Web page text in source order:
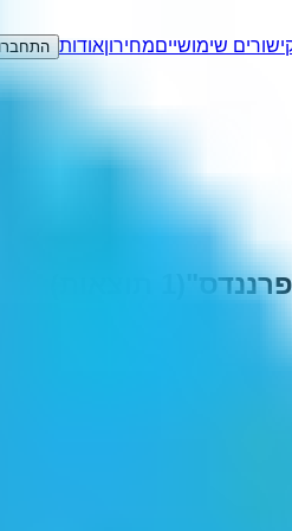
שימושייםמחירוןאודות